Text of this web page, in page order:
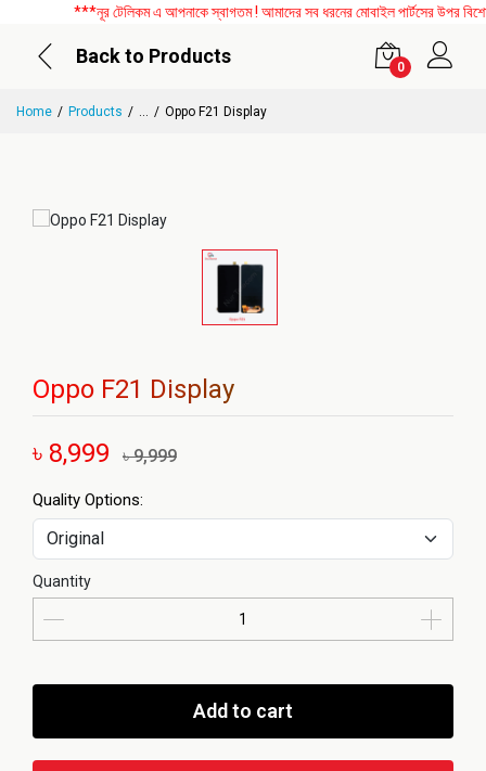
***নূর টেলিকম এ আপনাকে স্বাগতম ! আমাদের সব ধরনের মোবাইল পার্টসের উপর
Back to Products
0
Home Products ... Oppo F21 Display
Oppo F21 Display
৳ 8,999 ৳ 9,999
Quality Options:
Quantity
Add to cart